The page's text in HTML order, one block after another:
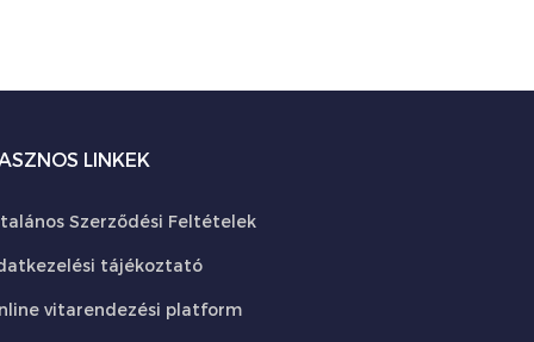
LINKEK
Szerződési Feltételek
tájékoztató
vitarendezési platform